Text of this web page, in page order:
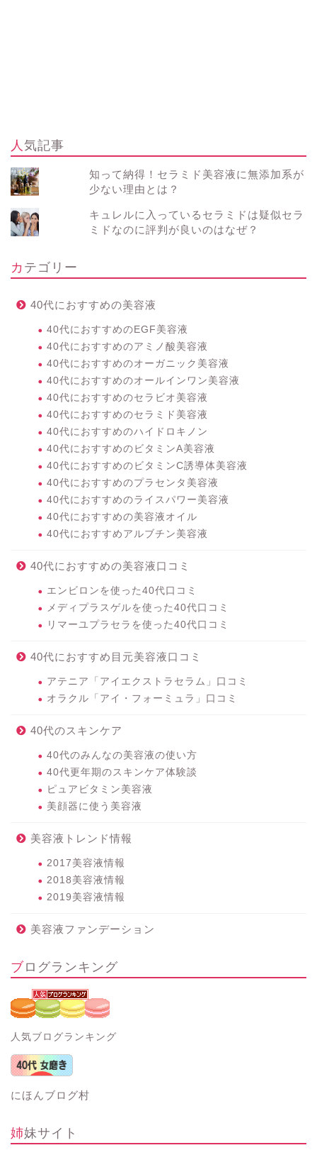
人気記事
知って納得！セラミド美容液に無添加系が
少ない理由とは？
キュレルに入っているセラミドは疑似セラ
ミドなのに評判が良いのはなぜ？
カテゴリー
40代におすすめの美容液
40代におすすめのEGF美容液
40代におすすめのアミノ酸美容液
40代におすすめのオーガニック美容液
40代におすすめのオールインワン美容液
40代におすすめのセラビオ美容液
40代におすすめのセラミド美容液
40代におすすめのハイドロキノン
40代におすすめのビタミンA美容液
40代におすすめのビタミンC誘導体美容液
40代におすすめのプラセンタ美容液
40代におすすめのライスパワー美容液
40代におすすめの美容液オイル
40代におすすめアルブチン美容液
40代におすすめの美容液口コミ
エンビロンを使った40代口コミ
メディプラスゲルを使った40代口コミ
リマーユプラセラを使った40代口コミ
40代におすすめ目元美容液口コミ
アテニア「アイエクストラセラム」口コミ
オラクル「アイ・フォーミュラ」口コミ
40代のスキンケア
40代のみんなの美容液の使い方
40代更年期のスキンケア体験談
ピュアビタミン美容液
美顔器に使う美容液
美容液トレンド情報
2017美容液情報
2018美容液情報
2019美容液情報
美容液ファンデーション
ブログランキング
人気ブログランキング
にほんブログ村
姉妹サイト